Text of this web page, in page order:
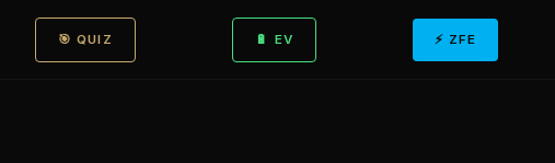
🎯 QUIZ 🔋 EV ⚡ ZFE